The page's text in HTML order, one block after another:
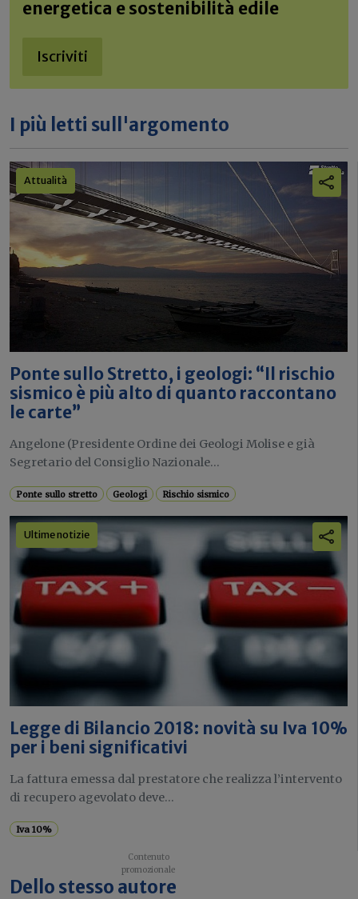
energetica e sostenibilità edile
Iscriviti
I più letti sull'argomento
Attualità
Ponte sullo Stretto, i geologi: “Il rischio
sismico è più alto di quanto raccontano
le carte”
Angelone (Presidente Ordine dei Geologi Molise e già
Segretario del Consiglio Nazionale...
Ponte sullo stretto Geologi Rischio sismico
Ultime notizie
Legge di Bilancio 2018: novità su Iva 10%
per i beni significativi
La fattura emessa dal prestatore che realizza l’intervento
di recupero agevolato deve...
Iva 10%
Dello stesso autore